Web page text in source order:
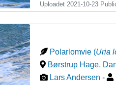
Uploadet 2021-10-23
Polarlomvie (Uria
Børstrup Hage,
Lars Andersen -